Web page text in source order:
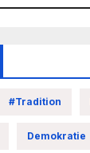
#Tradition
Demokratie